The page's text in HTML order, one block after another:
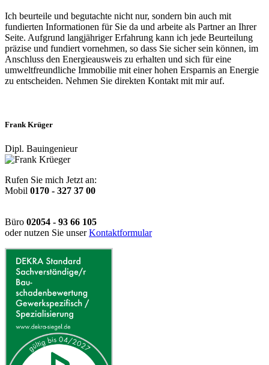
Ich beurteile und begutachte nicht nur, sondern bin auch mit
fundierten Informationen für Sie da und arbeite als Partner an Ihrer
Seite. Aufgrund langjähriger Erfahrung kann ich jede Beurteilung
präzise und fundiert vornehmen, so dass Sie sicher sein können, im
Anschluss den Energieausweis zu erhalten und sich für eine
umweltfreundliche Immobilie mit einer hohen Ersparnis an Energie
zu entscheiden. Nehmen Sie direkten Kontakt mit mir auf.
Frank Krüger
Dipl. Bauingenieur
Rufen Sie mich Jetzt an:
Mobil 0170 - 327 37 00
Büro 02054 - 93 66 105
oder nutzen Sie unserKontaktformular